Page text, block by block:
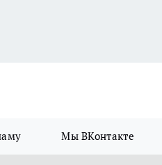
Мы ВКонтакте